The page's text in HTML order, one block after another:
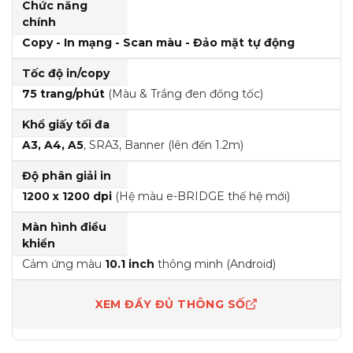
✔ In màu cao cấp
phù hợp in ấn chuyên nghiệp
✔ Công nghệ mới
cloud
mobile
scan tốc độ cao
🔵 3. Phù hợp
Chức năng
chính
Copy - In mạng - Scan màu - Đảo mặt tự động
Tốc độ in/copy
75 trang/phút (Màu & Trắng đen đồng tốc)
Khổ giấy tối đa
A3, A4, A5, SRA3, Banner (lên đến 1.2m)
Độ phân giải in
1200 x 1200 dpi (Hệ màu e-BRIDGE thế hệ mới)
Màn hình điều
khiển
Cảm ứng màu 10.1 inch thông minh (Android)
XEM ĐẦY ĐỦ THÔNG SỐ